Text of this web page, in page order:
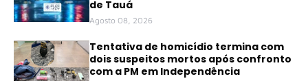
de Tauá
Agosto 08, 2026
Tentativa de homicídio termina com
dois suspeitos mortos após confronto
com a PM em Independência